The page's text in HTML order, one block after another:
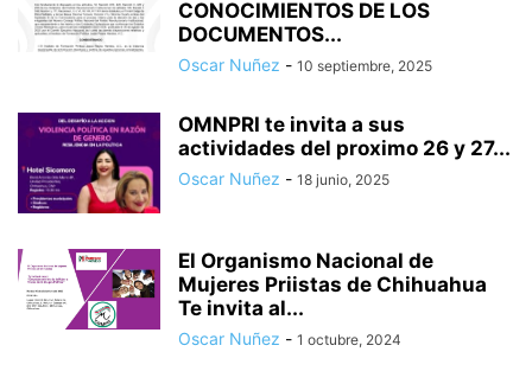
CONOCIMIENTOS DE LOS
DOCUMENTOS...
Oscar Nuñez - 10 septiembre, 2025
OMNPRI te invita a sus
actividades del proximo 26 y 27...
Oscar Nuñez - 18 junio, 2025
El Organismo Nacional de
Mujeres Priistas de Chihuahua
Te invita al...
Oscar Nuñez - 1 octubre, 2024